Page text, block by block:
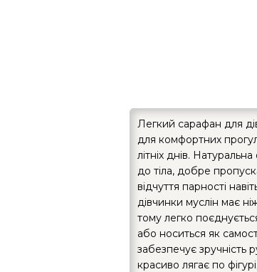
Легкий сарафан для
для комфортних
літніх днів.
до тіла, добре
відчуття парності
дівчинки муслін має
тому легко
або носиться як
забезпечує зручність
красиво лягає по